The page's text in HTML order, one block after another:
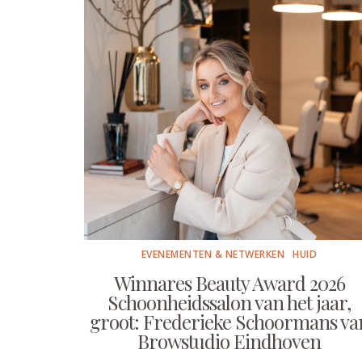
EVENEMENTEN & NETWERKEN HUID
Winnares Beauty Award 2026
Schoonheidssalon van het jaar,
groot: Frederieke Schoormans
Browstudio Eindhoven